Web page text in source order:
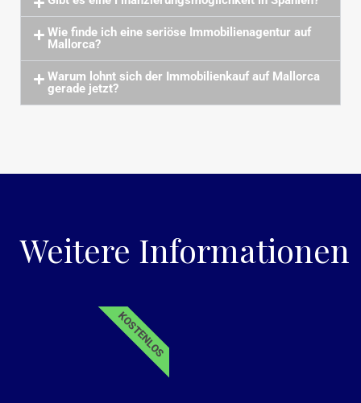
Wie finde ich eine seriöse Immobilienagentur auf
Mallorca?
Warum lohnt sich der Immobilienkauf auf Mallorca
gerade jetzt?
Weitere Informationen
KOSTENLOS